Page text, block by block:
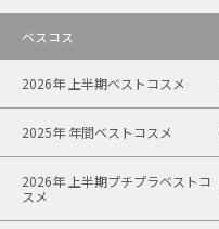
ベスコス
2026年 上半期ベストコスメ
2025年 年間ベストコスメ
2026年 上半期プチプラベストコ
スメ